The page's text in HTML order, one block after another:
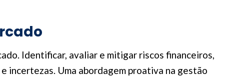
Identificar, avaliar e mitigar riscos financeiros,
incertezas. Uma abordagem proativa na gestão